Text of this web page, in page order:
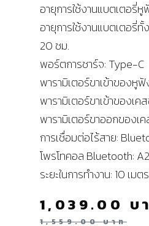
อายุการใช้งานแบตเตอรี่
อายุการใช้งานแบตเตอรี่
20 ชม.
พอร์ตการชาร์จ: Type-C
พารามิเตอร์ขาเข้าของหู
พารามิเตอร์ขาเข้าของเ
พารามิเตอร์ขาออกของเ
การเชื่อมต่อไร้สาย:
โพรโทคอล Bluetooth:
ระยะในการทำงาน: 10 เมตร
1,559.00บาท
1,039.00 บ